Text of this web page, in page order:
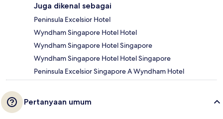
Juga dikenal sebagai
Peninsula Excelsior Hotel
Wyndham Singapore Hotel Hotel
Wyndham Singapore Hotel Singapore
Wyndham Singapore Hotel Hotel Singapore
Peninsula Excelsior Singapore A Wyndham Hotel
Pertanyaan umum